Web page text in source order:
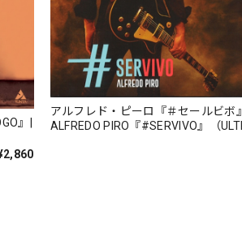
』|
アルフレド・ピーロ『＃セールビボ
ALFREDO PIRO『#SERVIVO』（